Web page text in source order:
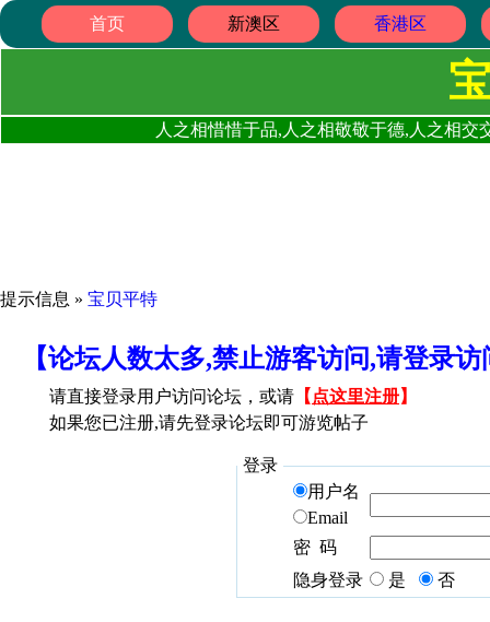
首页 新澳区 香港区
人之相惜惜于品,人之相敬敬于德,人之相
提示信息 » 宝贝平特
【论坛人数太多,禁止游客访问,请登录
请直接登录用户访问论坛，或请 【 点这里注册】
如果您已注册,请先登录论坛即可游览帖子
登录
用户名
Email
密 码
隐身登录
是 否